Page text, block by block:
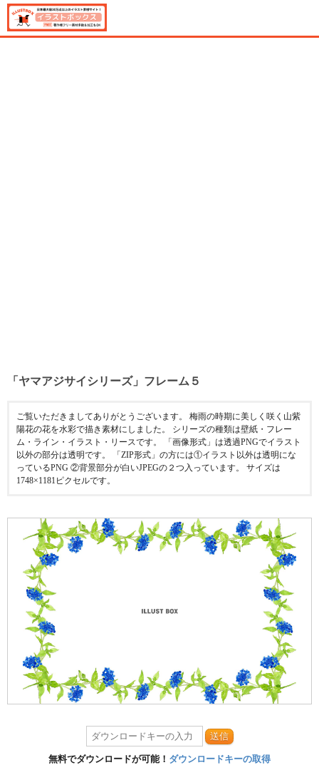
「ヤマアジサイシリーズ」フレーム５
ご覧いただきましてありがとうございます。 梅雨の時期に美しく咲く山紫
陽花の花を水彩で描き素材にしました。 シリーズの種類は壁紙・フレー
ム・ライン・イラスト・リースです。 「画像形式」は透過PNGでイラスト
以外の部分は透明です。 「ZIP形式」の方には①イラスト以外は透明にな
っているPNG ②背景部分が白いJPEGの２つ入っています。 サイズは
1748×1181ピクセルです。
送信
無料でダウンロードが可能！ ダウンロードキーの取得